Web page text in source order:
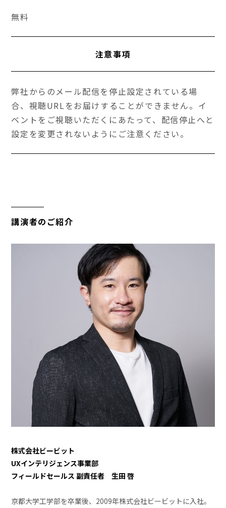
無料
注意事項
弊社からのメール配信を停止設定されている場
合、視聴URLをお届けすることができません。イ
ベントをご視聴いただくにあたって、配信停止へと
設定を変更されないようにご注意ください。
講演者のご紹介
株式会社ビービット
UXインテリジェンス事業部
フィールドセールス 副責任者 生田 啓
京都大学工学部を卒業後、2009年株式会社ビービットに入社。